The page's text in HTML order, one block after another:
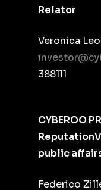
Relator
Veronica
388111
CYBEROO
public
Federico